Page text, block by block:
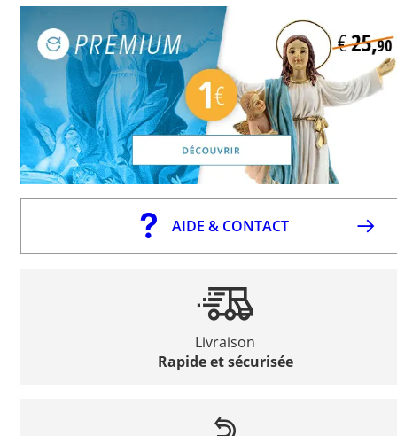
AIDE & CONTACT
Livraison
Rapide et sécurisée